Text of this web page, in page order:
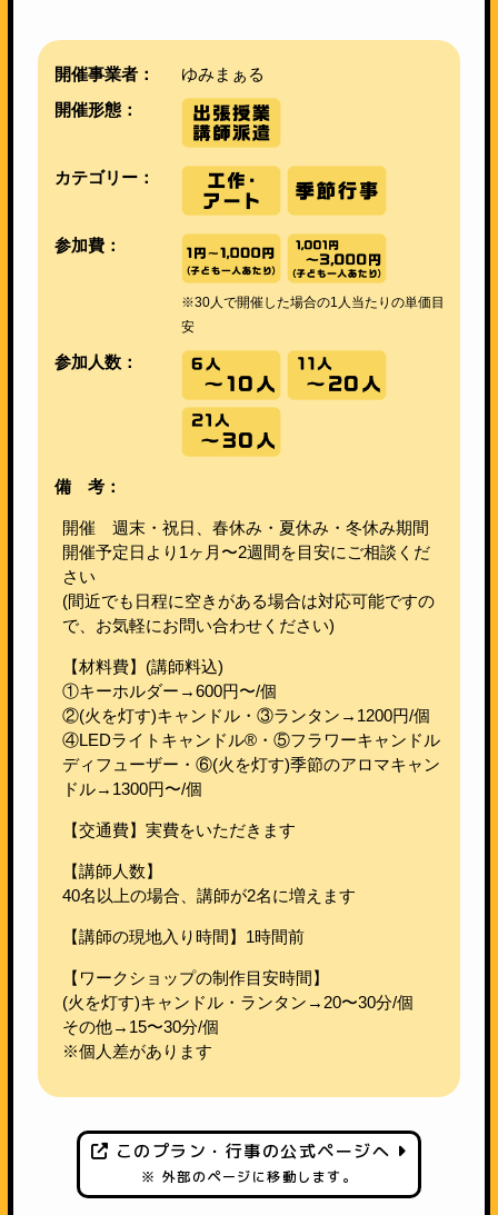
開催事業者：
ゆみまぁる
開催形態：
カテゴリー：
参加費：
※30人で開催した場合の1人当たりの単価目
安
参加人数：
備 考：
開催 週末・祝日、春休み・夏休み・冬休み期間
開催予定日より1ヶ月〜2週間を目安にご相談くだ
さい
(間近でも日程に空きがある場合は対応可能ですの
で、お気軽にお問い合わせください)
【材料費】(講師料込)
①キーホルダー→600円〜/個
②(火を灯す)キャンドル・③ランタン→1200円/個
④LEDライトキャンドル®・⑤フラワーキャンドル
ディフューザー・⑥(火を灯す)季節のアロマキャン
ドル→1300円〜/個
【交通費】実費をいただきます
【講師人数】
40名以上の場合、講師が2名に増えます
【講師の現地入り時間】1時間前
【ワークショップの制作目安時間】
(火を灯す)キャンドル・ランタン→20〜30分/個
その他→15〜30分/個
※個人差があります
このプラン・行事の公式ページへ
※ 外部のページに移動します。